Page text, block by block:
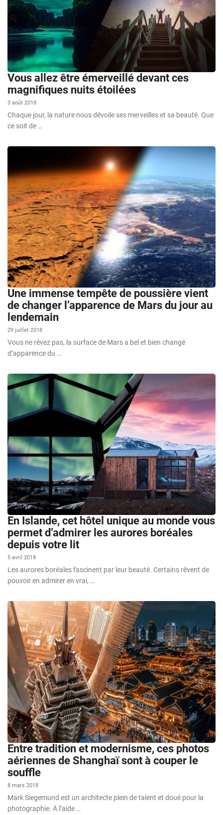
Vous allez être émerveillé devant ces
magnifiques nuits étoilées
3 août 2018
Chaque jour, la nature nous dévoile ses merveilles et sa beauté. Que
ce soit de …
Une immense tempête de poussière vient
de changer l’apparence de Mars du jour au
lendemain
29 juillet 2018
Vous ne rêvez pas, la surface de Mars a bel et bien changé
d’apparence du …
En Islande, cet hôtel unique au monde vous
permet d’admirer les aurores boréales
depuis votre lit
5 avril 2018
Les aurores boréales fascinent par leur beauté. Certains rêvent de
pouvoir en admirer en vrai, …
Entre tradition et modernisme, ces photos
aériennes de Shanghaï sont à couper le
souffle
8 mars 2018
Mark Siegemund est un architecte plein de talent et doué pour la
photographie. À l’aide …